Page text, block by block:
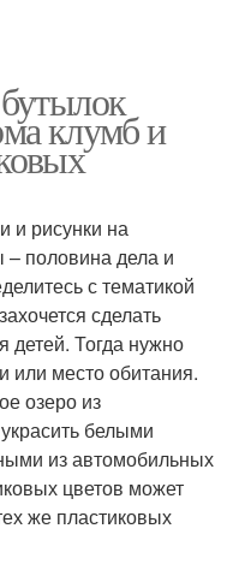
клумб и
и рисунки на
– половина дела и
с тематикой
сделать
детей. Тогда нужно
или место обитания.
озеро из
белыми
из автомобильных
цветов может
же пластиковых